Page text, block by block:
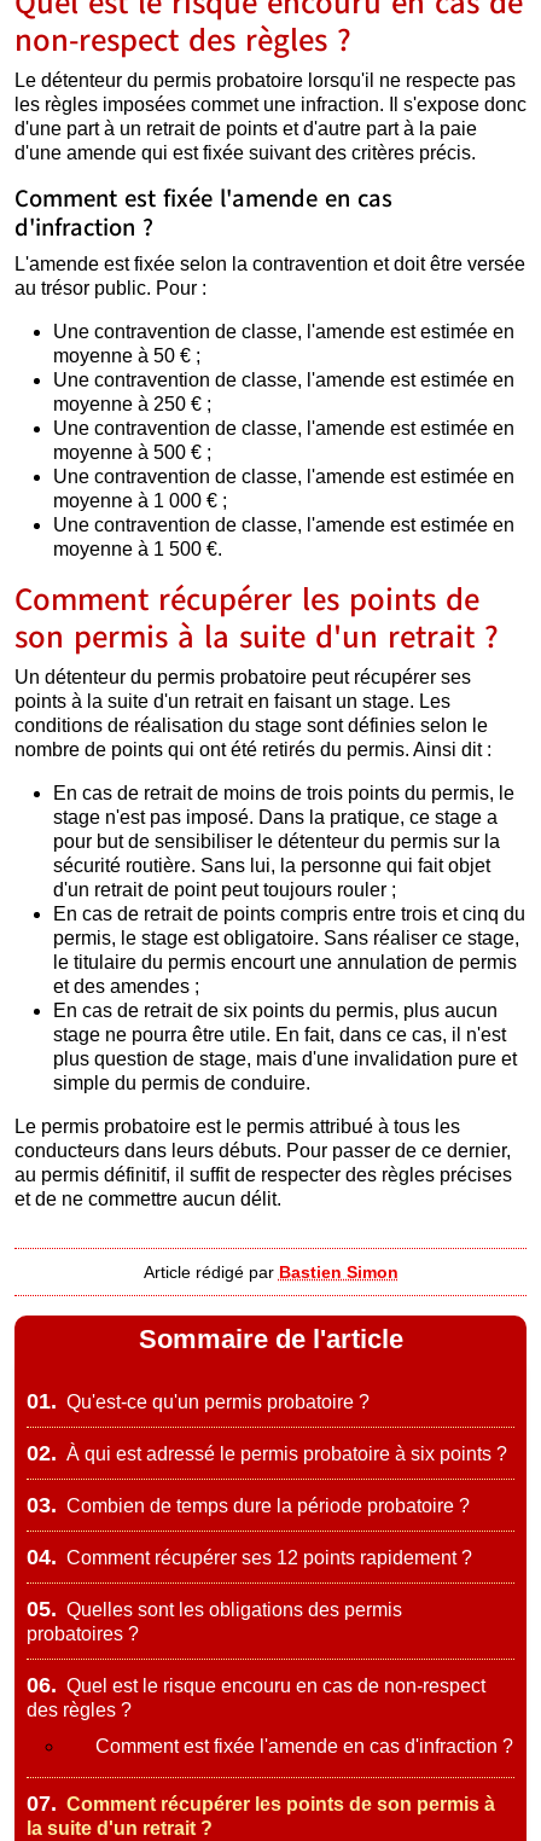
non-respect des règles ?
Le détenteur du permis probatoire lorsqu'il ne respecte pas
les règles imposées commet une infraction. Il s'expose donc
d'une part à un retrait de points et d'autre part à la paie
d'une amende qui est fixée suivant des critères précis.
Comment est fixée l'amende en cas
d'infraction ?
L'amende est fixée selon la contravention et doit être versée
au trésor public. Pour :
Une contravention de classe, l'amende est estimée en
moyenne à 50 € ;
Une contravention de classe, l'amende est estimée en
moyenne à 250 € ;
Une contravention de classe, l'amende est estimée en
moyenne à 500 € ;
Une contravention de classe, l'amende est estimée en
moyenne à 1 000 € ;
Une contravention de classe, l'amende est estimée en
moyenne à 1 500 €.
Comment récupérer les points de
son permis à la suite d'un retrait ?
Un détenteur du permis probatoire peut récupérer ses
points à la suite d'un retrait en faisant un stage. Les
conditions de réalisation du stage sont définies selon le
nombre de points qui ont été retirés du permis. Ainsi dit :
En cas de retrait de moins de trois points du permis, le
stage n'est pas imposé. Dans la pratique, ce stage a
pour but de sensibiliser le détenteur du permis sur la
sécurité routière. Sans lui, la personne qui fait objet
d'un retrait de point peut toujours rouler ;
En cas de retrait de points compris entre trois et cinq du
permis, le stage est obligatoire. Sans réaliser ce stage,
le titulaire du permis encourt une annulation de permis
et des amendes ;
En cas de retrait de six points du permis, plus aucun
stage ne pourra être utile. En fait, dans ce cas, il n'est
plus question de stage, mais d'une invalidation pure et
simple du permis de conduire.
Le permis probatoire est le permis attribué à tous les
conducteurs dans leurs débuts. Pour passer de ce dernier,
au permis définitif, il suffit de respecter des règles précises
et de ne commettre aucun délit.
Article rédigé par Bastien Simon
Sommaire de l'article
01. Qu'est-ce qu'un permis probatoire ?
02. À qui est adressé le permis probatoire à six points ?
03. Combien de temps dure la période probatoire ?
04. Comment récupérer ses 12 points rapidement ?
05. Quelles sont les obligations des permis
probatoires ?
06. Quel est le risque encouru en cas de non-respect
des règles ?
Comment est fixée l'amende en cas d'infraction ?
07. Comment récupérer les points de son permis à
la suite d'un retrait ?